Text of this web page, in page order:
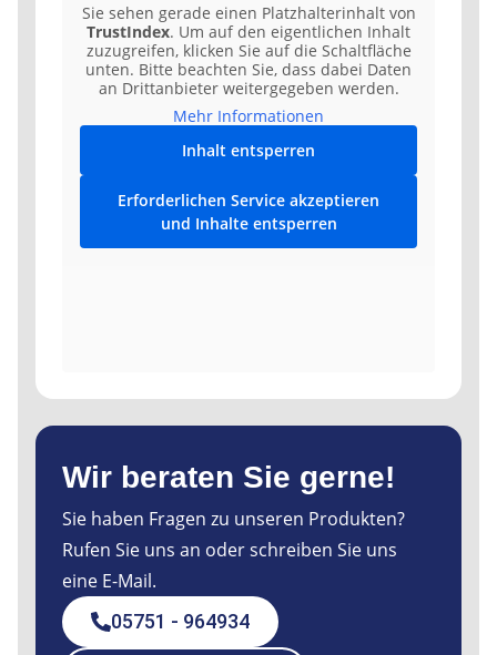
Sie sehen gerade einen Platzhalterinhalt von
TrustIndex. Um auf den eigentlichen Inhalt
zuzugreifen, klicken Sie auf die Schaltfläche
unten. Bitte beachten Sie, dass dabei Daten
an Drittanbieter weitergegeben werden.
Mehr Informationen
Inhalt entsperren
Erforderlichen Service akzeptieren
und Inhalte entsperren
Wir beraten Sie gerne!
Sie haben Fragen zu unseren Produkten?
Rufen Sie uns an oder schreiben Sie uns
eine E-Mail.
05751 - 964934